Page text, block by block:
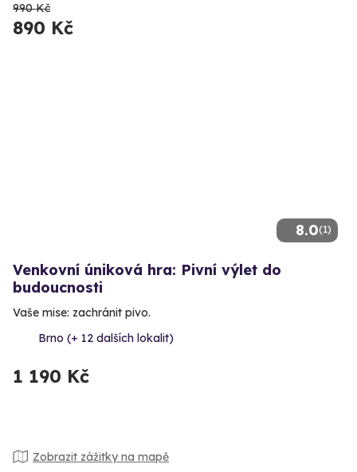
990 Kč
890 Kč
8.0(1)
Venkovní úniková hra: Pivní výlet do
budoucnosti
Vaše mise: zachránit pivo.
Brno (+ 12 dalších lokalit)
1 190 Kč
Zobrazit zážitky na mapě